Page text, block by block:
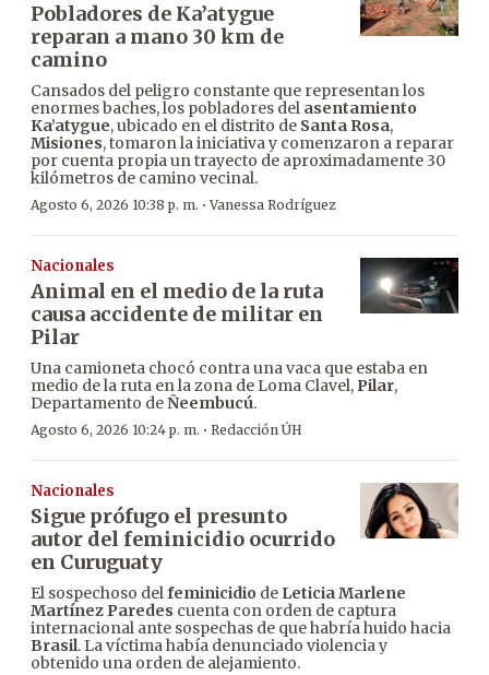
Pobladores de Ka’atygue
reparan a mano 30 km de
camino
Cansados del peligro constante que representan los
enormes baches, los pobladores del asentamiento
Ka’atygue, ubicado en el distrito de Santa Rosa,
Misiones, tomaron la iniciativa y comenzaron a reparar
por cuenta propia un trayecto de aproximadamente 30
kilómetros de camino vecinal.
Agosto 6, 2026 10:38 p. m. ·Vanessa Rodríguez
Nacionales
Animal en el medio de la ruta
causa accidente de militar en
Pilar
Una camioneta chocó contra una vaca que estaba en
medio de la ruta en la zona de Loma Clavel, Pilar,
Departamento deÑeembucú.
Agosto 6, 2026 10:24 p. m. · Redacción ÚH
Nacionales
Sigue prófugo el presunto
autor del feminicidio ocurrido
en Curuguaty
El sospechoso delfeminicidio de Leticia Marlene
Martínez Paredes cuenta con orden de captura
internacional ante sospechas de que habría huido hacia
Brasil. La víctima había denunciado violencia y
obtenido una orden de alejamiento.